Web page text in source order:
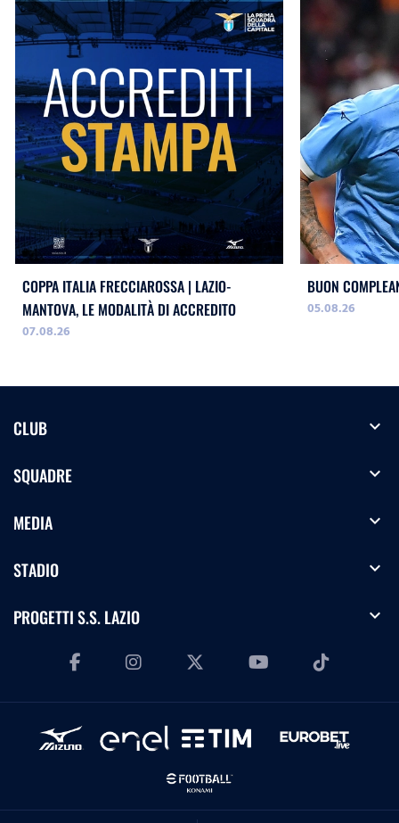
COPPA ITALIA FRECCIAROSSA | LAZIO-
MANTOVA, LE MODALITÀ DI ACCREDITO
07.08.26
BUON
05.08.26
CLUB expand_more
SQUADRE expand_more
MEDIA expand_more
STADIO expand_more
PROGETTI S.S. LAZIO expand_more